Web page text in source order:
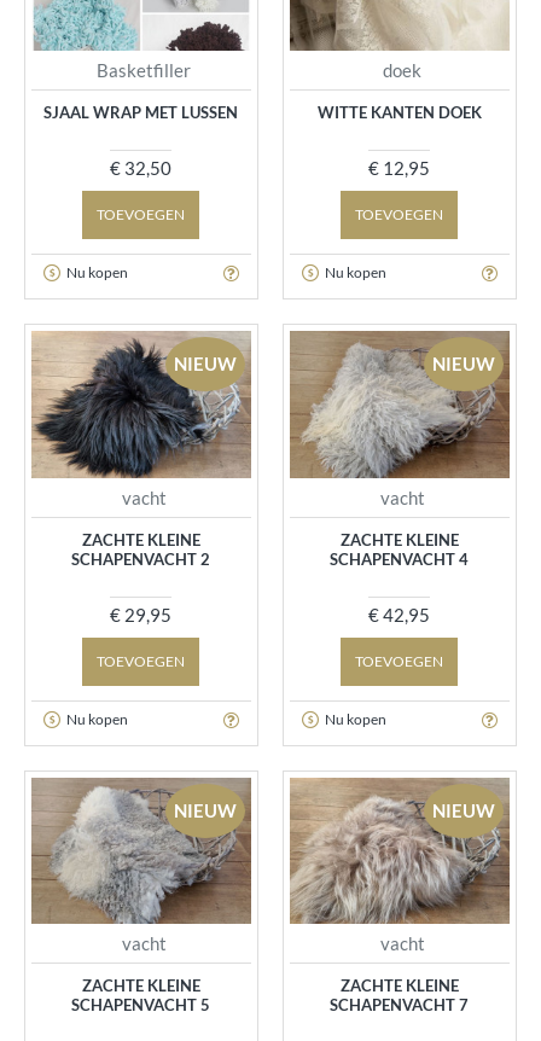
Basketfiller
SJAAL WRAP MET LUSSEN
€ 32,50
TOEVOEGEN
Nu kopen
doek
WITTE KANTEN DOEK
€ 12,95
TOEVOEGEN
Nu kopen
NIEUW
vacht
ZACHTE KLEINE
SCHAPENVACHT 2
€ 29,95
TOEVOEGEN
Nu kopen
NIEUW
vacht
ZACHTE KLEINE
SCHAPENVACHT 4
€ 42,95
TOEVOEGEN
Nu kopen
NIEUW
vacht
ZACHTE KLEINE
SCHAPENVACHT 5
NIEUW
vacht
ZACHTE KLEINE
SCHAPENVACHT 7